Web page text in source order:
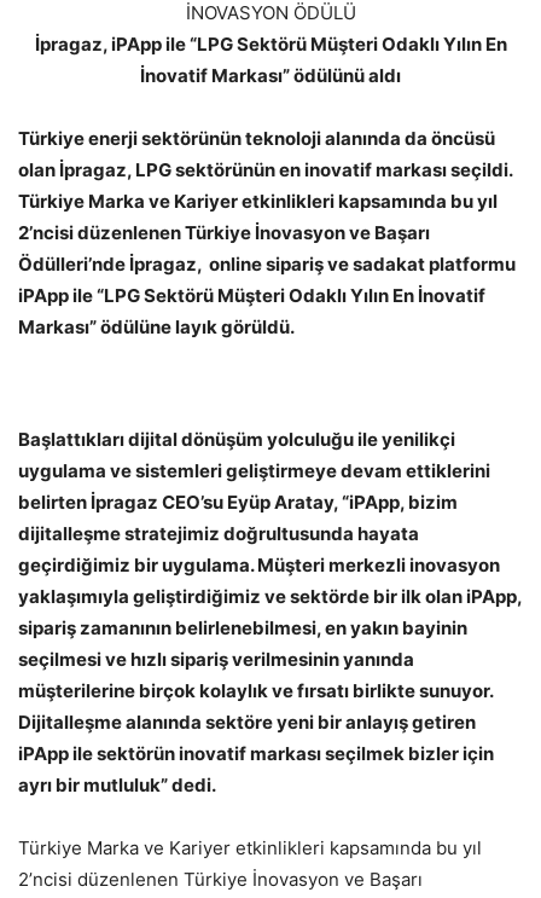
İNOVASYON ÖDÜLÜ
İpragaz, iPApp ile “LPG Sektörü Müşteri Odaklı Yılın En
İnovatif Markası” ödülünü aldı
Türkiye enerji sektörünün teknoloji alanında da öncüsü
olan İpragaz, LPG sektörünün en inovatif markası seçildi.
Türkiye Marka ve Kariyer etkinlikleri kapsamında bu yıl
2’ncisi düzenlenen Türkiye İnovasyon ve Başarı
Ödülleri’nde İpragaz, online sipariş ve sadakat platformu
iPApp ile “LPG Sektörü Müşteri Odaklı Yılın En İnovatif
Markası” ödülüne layık görüldü.
Başlattıkları dijital dönüşüm yolculuğu ile yenilikçi
uygulama ve sistemleri geliştirmeye devam ettiklerini
belirten İpragaz CEO’su Eyüp Aratay, “iPApp, bizim
dijitalleşme stratejimiz doğrultusunda hayata
geçirdiğimiz bir uygulama. Müşteri merkezli inovasyon
yaklaşımıyla geliştirdiğimiz ve sektörde bir ilk olan iPApp,
sipariş zamanının belirlenebilmesi, en yakın bayinin
seçilmesi ve hızlı sipariş verilmesinin yanında
müşterilerine birçok kolaylık ve fırsatı birlikte sunuyor.
Dijitalleşme alanında sektöre yeni bir anlayış getiren
iPApp ile sektörün inovatif markası seçilmek bizler için
ayrı bir mutluluk” dedi.
Türkiye Marka ve Kariyer etkinlikleri kapsamında bu yıl
2’ncisi düzenlenen Türkiye İnovasyon ve Başarı